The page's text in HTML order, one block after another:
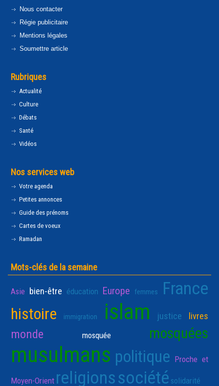
Nous contacter
Régie publicitaire
Mentions légales
Soumettre article
Rubriques
Actualité
Culture
Débats
Santé
Vidéos
Nos services web
Votre agenda
Petites annonces
Guide des prénoms
Cartes de voeux
Ramadan
Mots-clés de la semaine
Asie bien-être éducation Europe femmes France
histoire immigration islam justice livres
monde mosquée mosquées
musulmans politique Proche et
Moyen-Orient religionssociété solidarité